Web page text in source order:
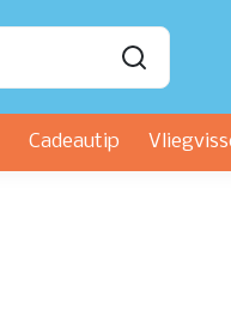
Cadeautip